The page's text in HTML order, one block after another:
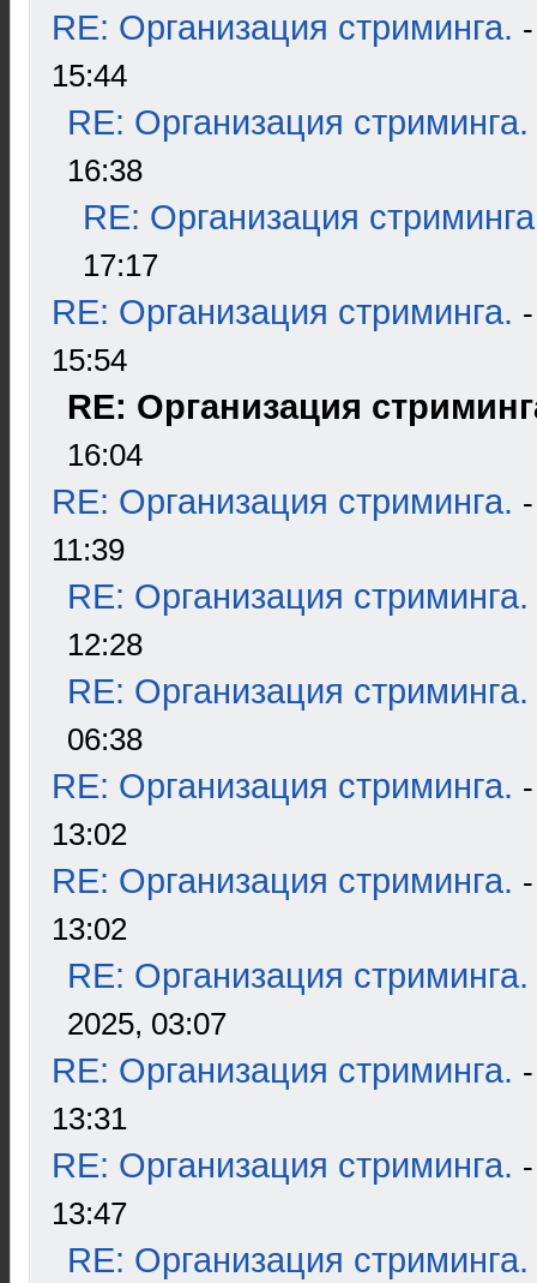
RE: Организация стриминга.
15:44
RE: Организация стриминга.
16:38
RE: Организация
17:17
RE: Организация стриминга.
15:54
RE: Организация
16:04
RE: Организация стриминга.
11:39
RE: Организация стриминга.
12:28
RE: Организация стриминга.
06:38
RE: Организация стриминга.
13:02
RE: Организация стриминга.
13:02
RE: Организация стриминга.
2025, 03:07
RE: Организация стриминга.
13:31
RE: Организация стриминга.
13:47
RE: Организация стриминга.